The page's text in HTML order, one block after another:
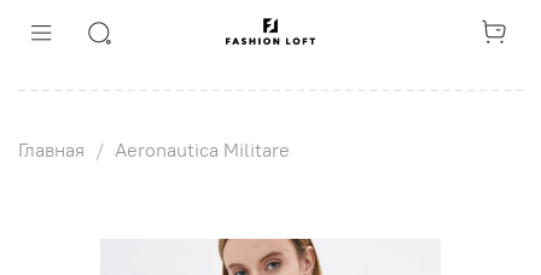
Главная Aeronautica Militare